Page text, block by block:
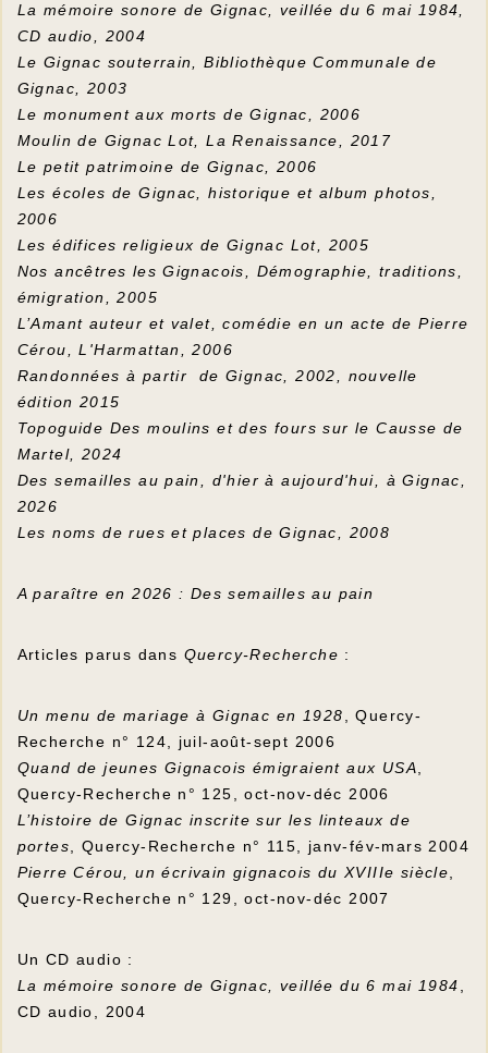
La mémoire sonore de Gignac, veillée du 6 mai 1984,
CD audio, 2004
Le Gignac souterrain, Bibliothèque Communale de
Gignac, 2003
Le monument aux morts de Gignac, 2006
Moulin de Gignac Lot, La Renaissance, 2017
Le petit patrimoine de Gignac, 2006
Les écoles de Gignac, historique et album photos,
2006
Les édifices religieux de Gignac Lot, 2005
Nos ancêtres les Gignacois, Démographie, traditions,
émigration, 2005
L’Amant auteur et valet, comédie en un acte de Pierre
Cérou, L'Harmattan, 2006
Randonnées à partir de Gignac, 2002, nouvelle
édition 2015
Topoguide Des moulins et des fours sur le Causse de
Martel, 2024
Des semailles au pain, d'hier à aujourd'hui , à Gignac,
2026
Les noms de rues et places de Gignac, 2008
A paraître en 2026 : Des semailles au pain
Articles parus dans Quercy-Recherche :
Un menu de mariage à Gignac en 1928 , Quercy-
Recherche n° 124, juil-août-sept 2006
Quand de jeunes Gignacois émigraient aux USA
Quercy-Recherche n° 125, oct-nov-déc 2006
L’histoire de Gignac inscrite sur les linteaux de
portes , Quercy-Recherche n° 115, janv-fév-mars 2004
Pierre Cérou, un écrivain gignacois du XVIIIe siècle
Quercy-Recherche n° 129, oct-nov-déc 2007
Un CD audio :
La mémoire sonore de Gignac, veillée du 6 mai 1984
CD audio, 2004